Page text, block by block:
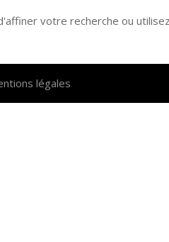
votre recherche ou
légales